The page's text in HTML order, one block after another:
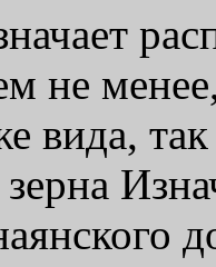
не
вида,